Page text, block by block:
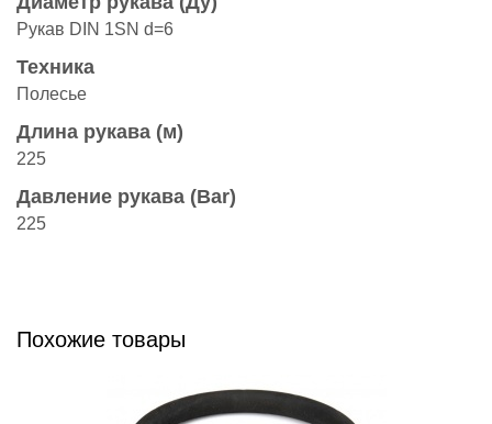
Рукав DIN 1SN d=6
Техника
Полесье
Длина рукава (м)
225
Давление рукава (Bar)
225
Похожие товары